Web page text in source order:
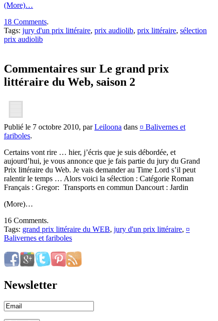
(More)…
18 Comments.
Tags: jury d'un prix littéraire, prix audiolib, prix littéraire, sélection
prix audiolib
Commentaires sur Le grand prix
littéraire du Web, saison 2
Publié le 7 octobre 2010, parLeiloona dans ¤ Balivernes et
fariboles.
Certains vont rire … hier, j’écris que je suis débordée, et
aujourd’hui, je vous annonce que je fais partie du jury du Grand
Prix littéraire du Web. Je vais demander au Time Lord s’il peut
ralentir le temps … Alors voici la sélection : Catégorie Roman
Français : Gregor: Transports en commun Dancourt : Jardin
(More)…
16 Comments.
Tags: grand prix littéraire du WEB, jury d'un prix littéraire, ¤
Balivernes et fariboles
Newsletter